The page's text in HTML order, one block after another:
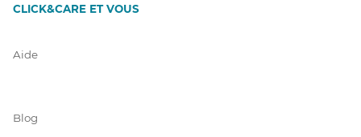
CLICK&CARE ET VOUS
Aide
Blog